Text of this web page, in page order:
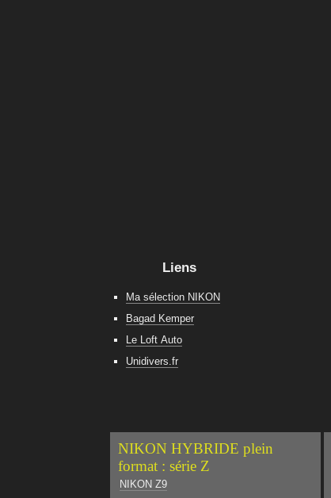
Liens
Ma sélection NIKON
Bagad Kemper
Le Loft Auto
Unidivers.fr
NIKON HYBRIDE plein
format : série Z
NIKON Z9